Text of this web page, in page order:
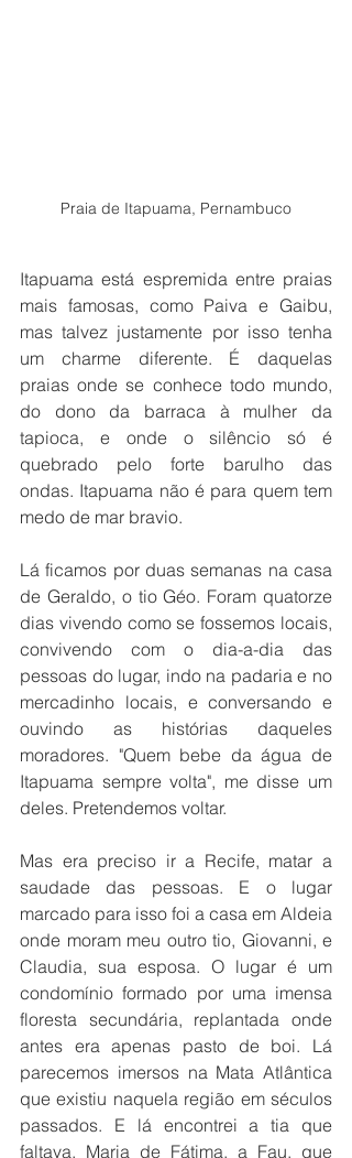
Praia de Itapuama, Pernambuco
Itapuama está espremida entre praias
mais famosas, como Paiva e Gaibu,
mas talvez justamente por isso tenha
um charme diferente. É daquelas
praias onde se conhece todo mundo,
do dono da barraca à mulher da
tapioca, e onde o silêncio só é
quebrado pelo forte barulho das
ondas. Itapuama não é para quem tem
medo de mar bravio.
Lá ficamos por duas semanas na casa
de Geraldo, o tio Géo. Foram quatorze
dias vivendo como se fossemos locais,
convivendo com o dia-a-dia das
pessoas do lugar, indo na padaria e no
mercadinho locais, e conversando e
ouvindo as histórias daqueles
moradores. "Quem bebe da água de
Itapuama sempre volta", me disse um
deles. Pretendemos voltar.
Mas era preciso ir a Recife, matar a
saudade das pessoas. E o lugar
marcado para isso foi a casa em Aldeia
onde moram meu outro tio, Giovanni, e
Claudia, sua esposa. O lugar é um
condomínio formado por uma imensa
floresta secundária, replantada onde
antes era apenas pasto de boi. Lá
parecemos imersos na Mata Atlântica
que existiu naquela região em séculos
passados. E lá encontrei a tia que
faltava, Maria de Fátima, a Fau, que